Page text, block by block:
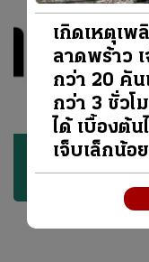
เกิดเหตุเพ
ลาดพร้าว
กว่า 20 คัน
กว่า 3 ชั่ว
ได้ เบื้องต้
เจ็บเล็กน้อ